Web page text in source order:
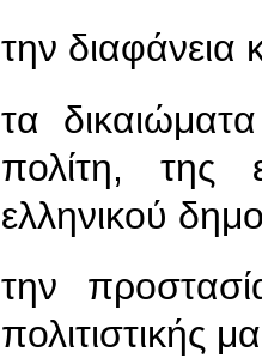
την διαφάνεια
τα
πολίτη, της
ελληνικού
την
πολιτιστικής